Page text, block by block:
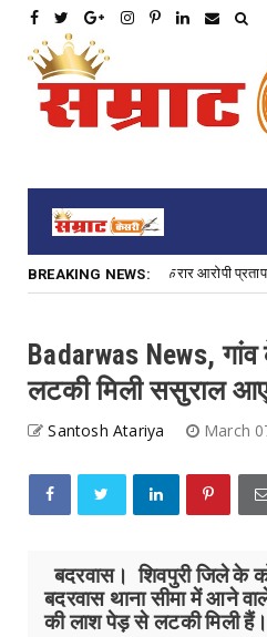
BREAKING NEWS:
के 3,000 रु. के इनामी फरार आरोपी प्रताप
Badarwas News,
लटकी मिली ससुराल
Santosh Atariya March
बदरवास। शिवपुरी जिले के
बदरवास थाना सीमा में आने
की लाश पेड़ से लटकी मिली